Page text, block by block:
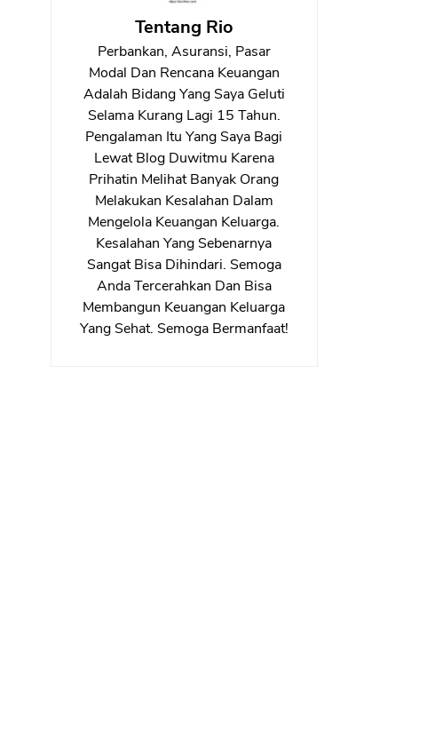
Tentang Rio
Perbankan, Asuransi, Pasar
Modal Dan Rencana Keuangan
Adalah Bidang Yang Saya Geluti
Selama Kurang Lagi 15 Tahun.
Pengalaman Itu Yang Saya Bagi
Lewat Blog Duwitmu Karena
Prihatin Melihat Banyak Orang
Melakukan Kesalahan Dalam
Mengelola Keuangan Keluarga.
Kesalahan Yang Sebenarnya
Sangat Bisa Dihindari. Semoga
Anda Tercerahkan Dan Bisa
Membangun Keuangan Keluarga
Yang Sehat. Semoga Bermanfaat!